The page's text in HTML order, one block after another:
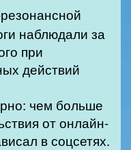
наблюдали за
действий
чем больше
от онлайн-
в соцсетях.